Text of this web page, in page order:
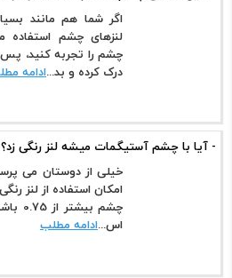
اگر شما هم مانند
لنزهای چشم
چشم را تجربه کنید،
درک کرده و بد...ادامه
- آیا با چشم آستیگمات میشه لنز رنگی زد؟
خیلی از دوستان می
امکان استفاده از لنز
چشم
اس...ادامه مطلب